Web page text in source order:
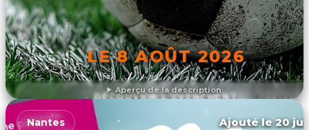
Aperçu de la description
LE 8 AOÛT 2026
DÉCOUVRIR L'ÉVÉNEMENT
Nantes Ajouté le 20